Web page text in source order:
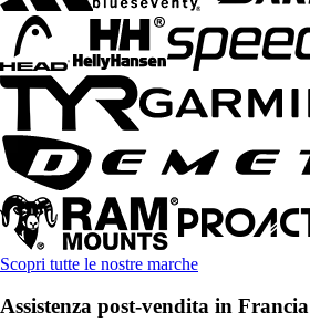
Scopri tutte le nostre marche
Assistenza post-vendita in Francia